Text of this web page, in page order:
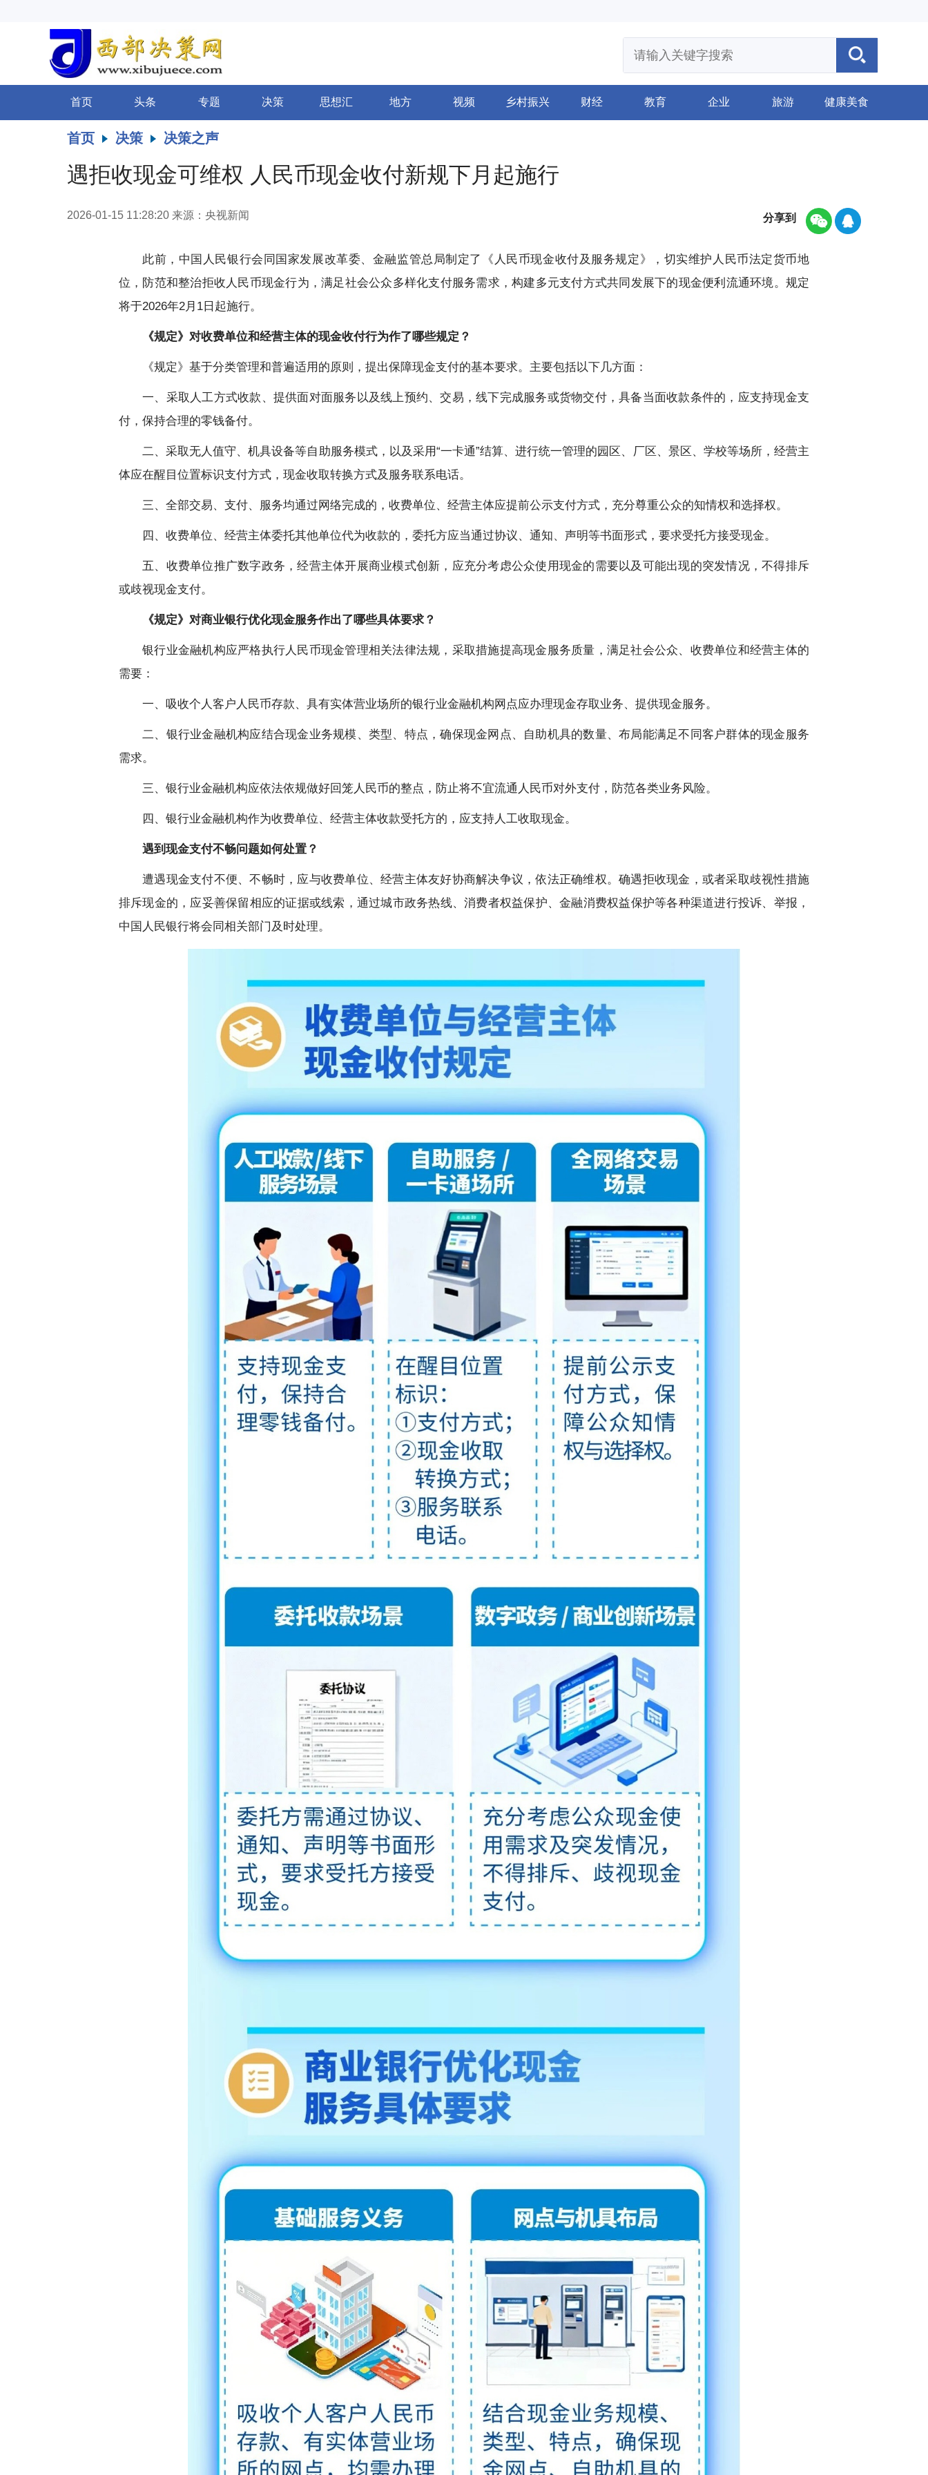
首页 头条 专题 决策 思想汇 地方 视频 乡村振兴 财经 教育 企业 旅游 健康美食
首页 决策 决策之声
遇拒收现金可维权 人民币现金收付新规下月起施行
2026-01-15 11:28:20 来源：央视新闻 分享到
此前，中国人民银行会同国家发展改革委、金融监管总局制定了《人民币现金收付及服务规定》，切实维护人民币法定货币地
位，防范和整治拒收人民币现金行为，满足社会公众多样化支付服务需求，构建多元支付方式共同发展下的现金便利流通环境。规定
将于2026年2月1日起施行。
《规定》对收费单位和经营主体的现金收付行为作了哪些规定？
《规定》基于分类管理和普遍适用的原则，提出保障现金支付的基本要求。主要包括以下几方面：
一、采取人工方式收款、提供面对面服务以及线上预约、交易，线下完成服务或货物交付，具备当面收款条件的，应支持现金支
付，保持合理的零钱备付。
二、采取无人值守、机具设备等自助服务模式，以及采用“一卡通”结算、进行统一管理的园区、厂区、景区、学校等场所，经营主
体应在醒目位置标识支付方式，现金收取转换方式及服务联系电话。
三、全部交易、支付、服务均通过网络完成的，收费单位、经营主体应提前公示支付方式，充分尊重公众的知情权和选择权。
四、收费单位、经营主体委托其他单位代为收款的，委托方应当通过协议、通知、声明等书面形式，要求受托方接受现金。
五、收费单位推广数字政务，经营主体开展商业模式创新，应充分考虑公众使用现金的需要以及可能出现的突发情况，不得排斥
或歧视现金支付。
《规定》对商业银行优化现金服务作出了哪些具体要求？
银行业金融机构应严格执行人民币现金管理相关法律法规，采取措施提高现金服务质量，满足社会公众、收费单位和经营主体的
需要：
一、吸收个人客户人民币存款、具有实体营业场所的银行业金融机构网点应办理现金存取业务、提供现金服务。
二、银行业金融机构应结合现金业务规模、类型、特点，确保现金网点、自助机具的数量、布局能满足不同客户群体的现金服务
需求。
三、银行业金融机构应依法依规做好回笼人民币的整点，防止将不宜流通人民币对外支付，防范各类业务风险。
四、银行业金融机构作为收费单位、经营主体收款受托方的，应支持人工收取现金。
遇到现金支付不畅问题如何处置？
遭遇现金支付不便、不畅时，应与收费单位、经营主体友好协商解决争议，依法正确维权。确遇拒收现金，或者采取歧视性措施
排斥现金的，应妥善保留相应的证据或线索，通过城市政务热线、消费者权益保护、金融消费权益保护等各种渠道进行投诉、举报，
中国人民银行将会同相关部门及时处理。